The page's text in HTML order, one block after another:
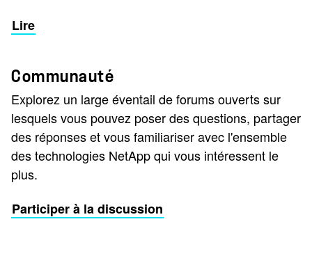
Lire
Communauté
Explorez un large éventail de forums ouverts sur
lesquels vous pouvez poser des questions, partager
des réponses et vous familiariser avec l'ensemble
des technologies NetApp qui vous intéressent le
plus.
Participer à la discussion